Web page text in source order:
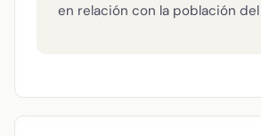
en relación con la población